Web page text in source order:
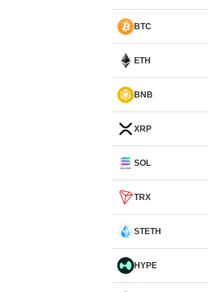
BTC
ETH
BNB
XRP
SOL
TRX
STETH
HYPE